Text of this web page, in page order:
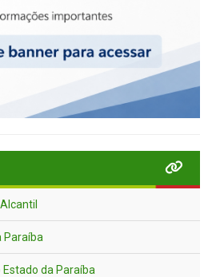
Paraíba
da Paraíba